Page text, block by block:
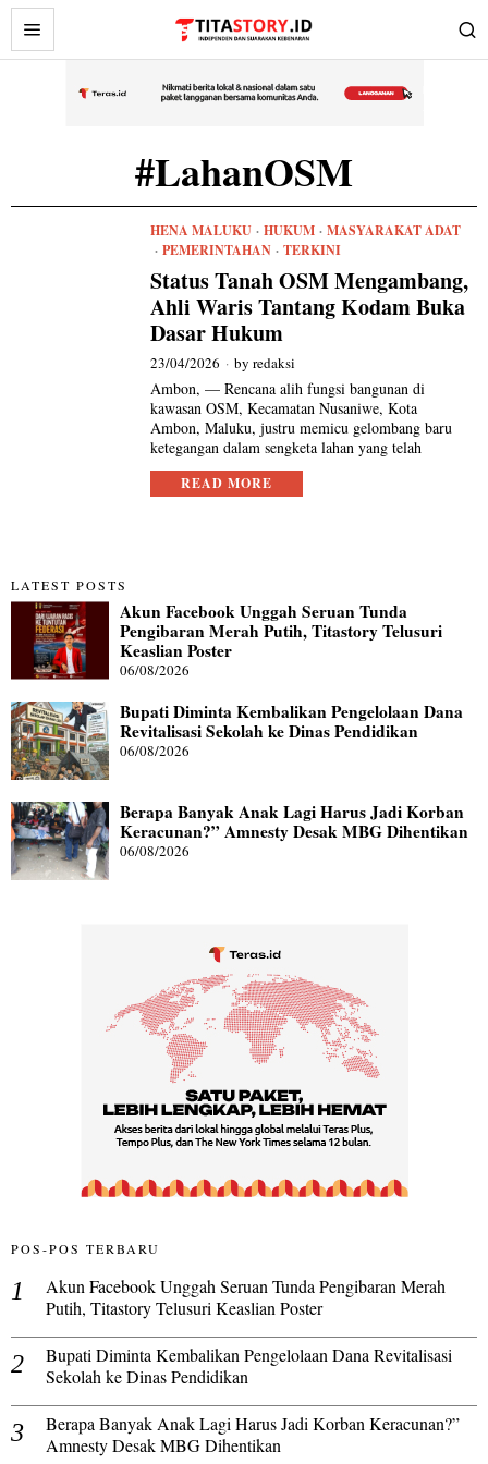
#LahanOSM
HENA MALUKU · HUKUM · MASYARAKAT ADAT
· PEMERINTAHAN · TERKINI
Status Tanah OSM Mengambang,
Ahli Waris Tantang Kodam Buka
Dasar Hukum
23/04/2026 byredaksi
Ambon, — Rencana alih fungsi bangunan di
kawasan OSM, Kecamatan Nusaniwe, Kota
Ambon, Maluku, justru memicu gelombang baru
ketegangan dalam sengketa lahan yang telah
READ MORE
LATEST POSTS
Akun Facebook Unggah Seruan Tunda
Pengibaran Merah Putih, Titastory Telusuri
Keaslian Poster
06/08/2026
Bupati Diminta Kembalikan Pengelolaan Dana
Revitalisasi Sekolah ke Dinas Pendidikan
06/08/2026
Berapa Banyak Anak Lagi Harus Jadi Korban
Keracunan?” Amnesty Desak MBG Dihentikan
06/08/2026
POS-POS TERBARU
Akun Facebook Unggah Seruan Tunda Pengibaran Merah
Putih, Titastory Telusuri Keaslian Poster
Bupati Diminta Kembalikan Pengelolaan Dana Revitalisasi
Sekolah ke Dinas Pendidikan
Berapa Banyak Anak Lagi Harus Jadi Korban Keracunan?”
Amnesty Desak MBG Dihentikan